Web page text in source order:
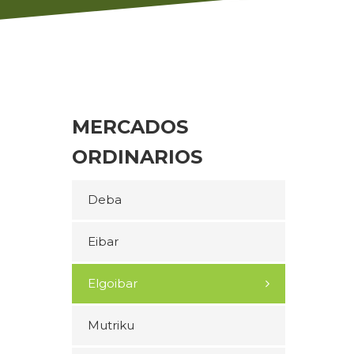
MERCADOS
ORDINARIOS
Deba
Eibar
Elgoibar
Mutriku